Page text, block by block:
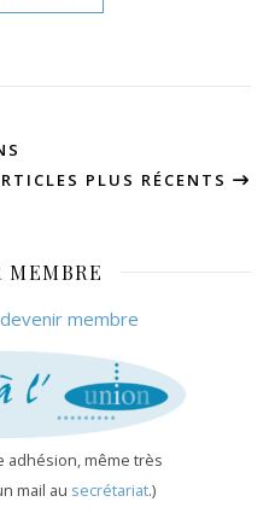
PLUS RÉCENTS
MEMBRE
membre
adhésion, même très
mail au secrétariat.)